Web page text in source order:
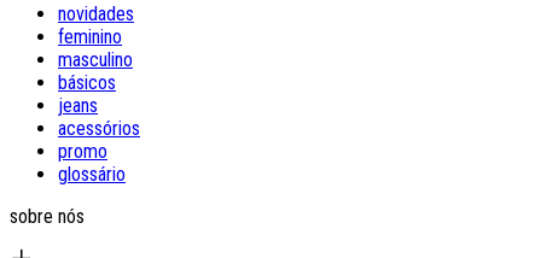
novidades
feminino
masculino
básicos
jeans
acessórios
promo
glossário
sobre nós